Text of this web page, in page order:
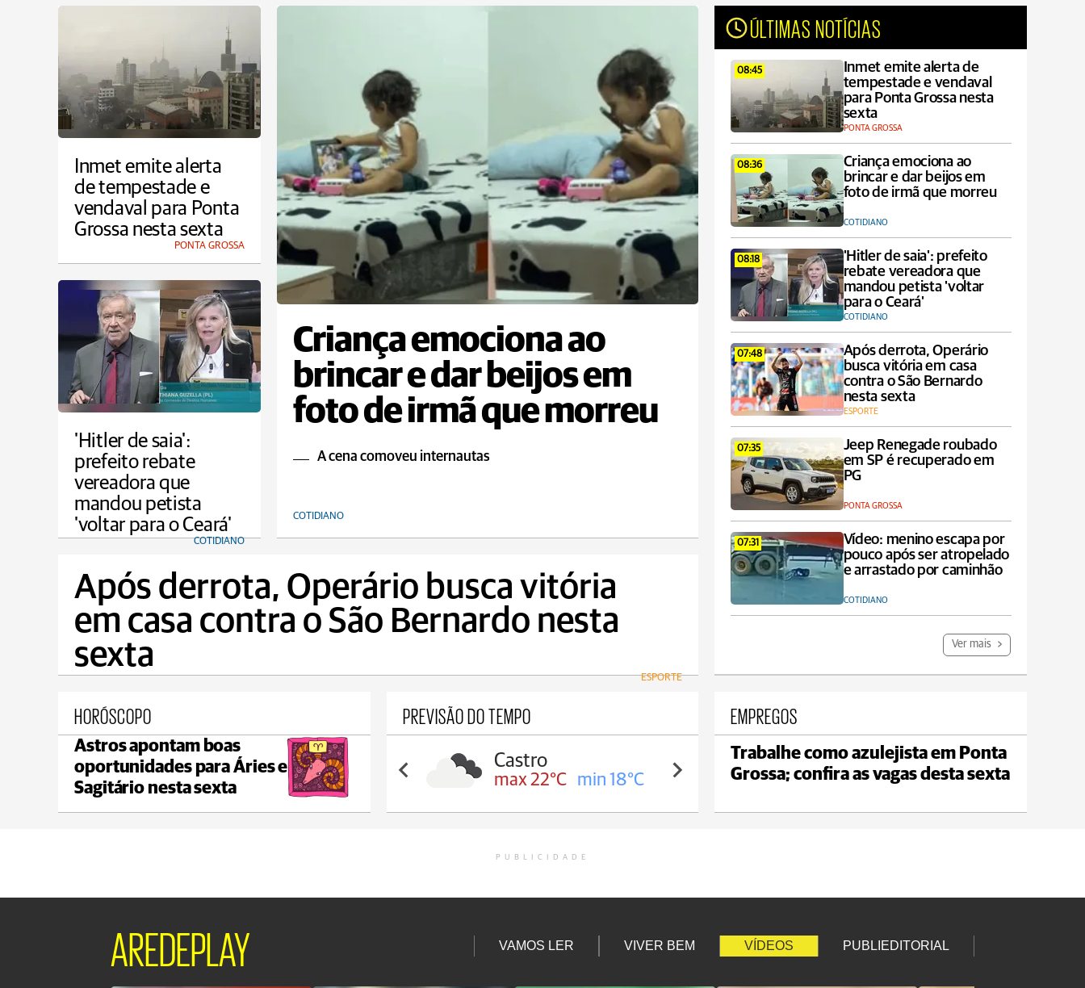
Inmet emite alerta
de tempestade e
vendaval para Ponta
Grossa nesta sexta
PONTA GROSSA
Criança emociona ao
brincar e dar beijos em
foto de irmã que morreu
A cena comoveu internautas
COTIDIANO
ÚLTIMAS NOTÍCIAS
08:45
Inmet emite alerta de
tempestade e vendaval
para Ponta Grossa nesta
sexta
PONTA GROSSA
08:36
Criança emociona ao
brincar e dar beijos em
foto de irmã que morreu
COTIDIANO
08:18
'Hitler de saia': prefeito
rebate vereadora que
mandou petista 'voltar
para o Ceará'
COTIDIANO
07:48
Após derrota, Operário
busca vitória em casa
contra o São Bernardo
nesta sexta
ESPORTE
07:35
Jeep Renegade roubado
em SP é recuperado em
PG
PONTA GROSSA
07:31
Vídeo: menino escapa por
pouco após ser atropelado
e arrastado por caminhão
COTIDIANO
Ver mais
'Hitler de saia':
prefeito rebate
vereadora que
mandou petista
'voltar para o Ceará'
COTIDIANO
Após derrota, Operário busca vitória
em casa contra o São Bernardo nesta
sexta
ESPORTE
HORÓSCOPO
Astros apontam boas
oportunidades para Áries e
Sagitário nesta sexta
PREVISÃO DO TEMPO
Ponta Grossa
max 21°C min 18°C
Castro
max 22°C min 18°C
Carambeí
max 21°C min 18°C
EMPREGOS
Trabalhe como azulejista em Ponta
Grossa; confira as vagas desta sexta
PUBLICIDADE
AREDEPLAY VAMOS LER VIVER BEM VÍDEOS PUBLIEDITORIAL